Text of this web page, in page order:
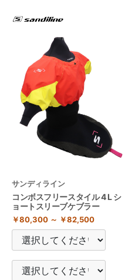
サンディライン
コンボスフリースタイル 4 L シ
ョートスリーブケブラー
￥80,300 ～ ￥82,500